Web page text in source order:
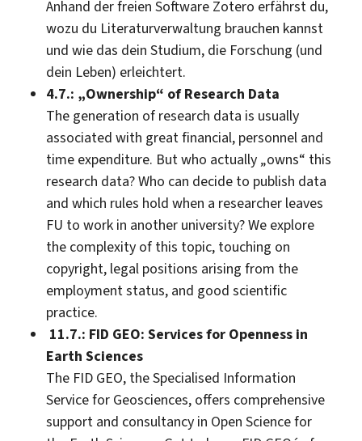
Anhand der freien Software Zotero erfährst du,
wozu du Literaturverwaltung brauchen kannst
und wie das dein Studium, die Forschung (und
dein Leben) erleichtert.
4.7.: „Ownership“ of Research Data
The generation of research data is usually
associated with great financial, personnel and
time expenditure. But who actually „owns“ this
research data? Who can decide to publish data
and which rules hold when a researcher leaves
FU to work in another university? We explore
the complexity of this topic, touching on
copyright, legal positions arising from the
employment status, and good scientific
practice.
11.7.: FID GEO: Services for Openness in
Earth Sciences
The FID GEO, the Specialised Information
Service for Geosciences, offers comprehensive
support and consultancy in Open Science for